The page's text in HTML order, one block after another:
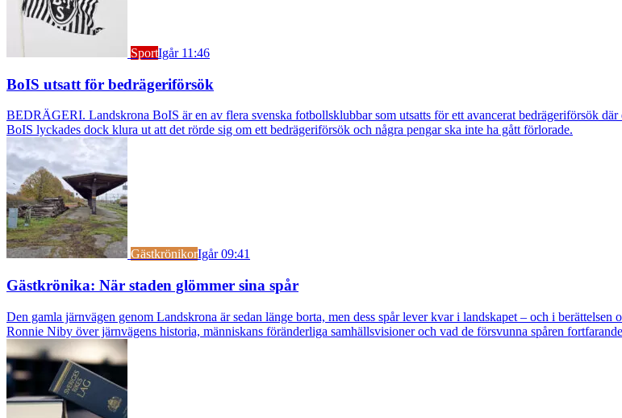
SportIgår 11:46
BoIS utsatt för bedrägeriförsök
BEDRÄGERI. Landskrona BoIS är en av flera svenska fotbollsklubbar som utsatts för ett avancerat bedrägeriförsök
BoIS lyckades dock klura ut att det rörde sig om ett bedrägeriförsök och några pengar ska inte ha gått förlorade.
GästkrönikorIgår 09:41
Gästkrönika: När staden glömmer sina spår
Den gamla järnvägen genom Landskrona är sedan länge borta, men dess spår lever kvar i landskapet – och i
Ronnie Niby över järnvägens historia, människans föränderliga samhällsvisioner och vad de försvunna spåren